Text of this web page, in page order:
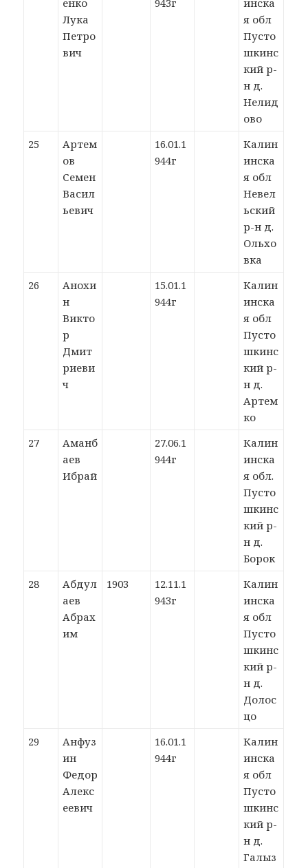
енко
Лука
Петро
вич
943г
инска
я обл
Пусто
шкинс
кий р-
н д.
Нелид
ово
25
Артем
ов
Семен
Васил
ьевич
16.01.1
944г
Калин
инска
я обл
Невел
ьский
р-н д.
Ольхо
вка
26
Анохи
н
Викто
р
Дмит
риеви
ч
15.01.1
944г
Калин
инска
я обл
Пусто
шкинс
кий р-
н д.
Артем
ко
27
Аманб
аев
Ибрай
27.06.1
944г
Калин
инска
я обл.
Пусто
шкинс
кий р-
н д.
Борок
28
Абдул
аев
Абрах
им
1903
12.11.1
943г
Калин
инска
я обл
Пусто
шкинс
кий р-
н д.
Долос
цо
29
Анфуз
ин
Федор
Алекс
еевич
16.01.1
944г
Калин
инска
я обл
Пусто
шкинс
кий р-
н д.
Галыз